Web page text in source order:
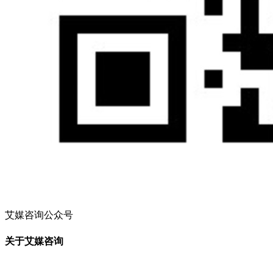
艾媒咨询公众号
关于艾媒咨询